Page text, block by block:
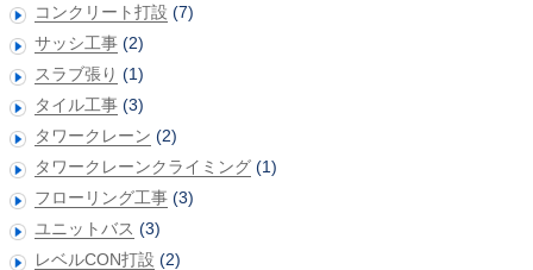
コンクリート打設 (7)
サッシ工事 (2)
スラブ張り (1)
タイル工事 (3)
タワークレーン (2)
タワークレーンクライミング (1)
フローリング工事 (3)
ユニットバス (3)
レベルCON打設 (2)